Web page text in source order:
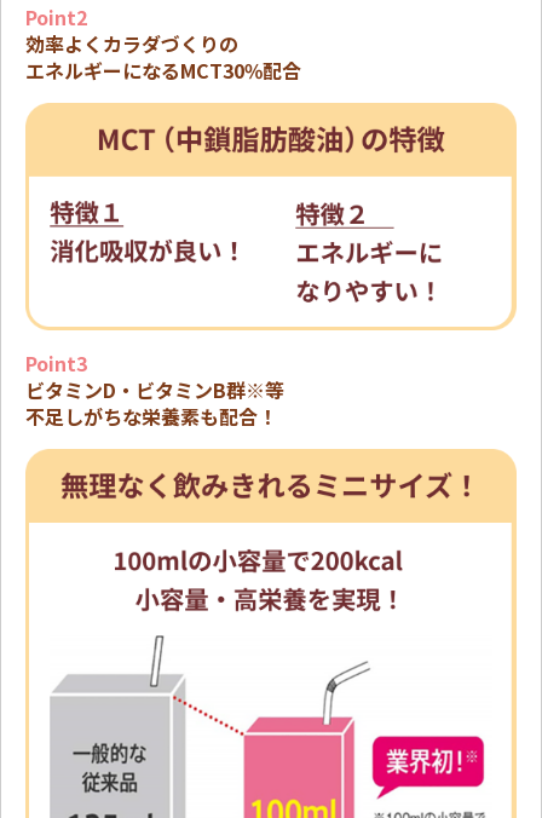
Point2
効率よくカラダづくりの
エネルギーになるMCT30%配合
Point3
ビタミンD・ビタミンB群※等
不足しがちな栄養素も配合！